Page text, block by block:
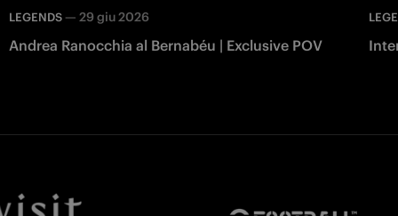
LEGENDS — 29 giu 2026
Andrea Ranocchia al Bernabéu | Exclusive POV